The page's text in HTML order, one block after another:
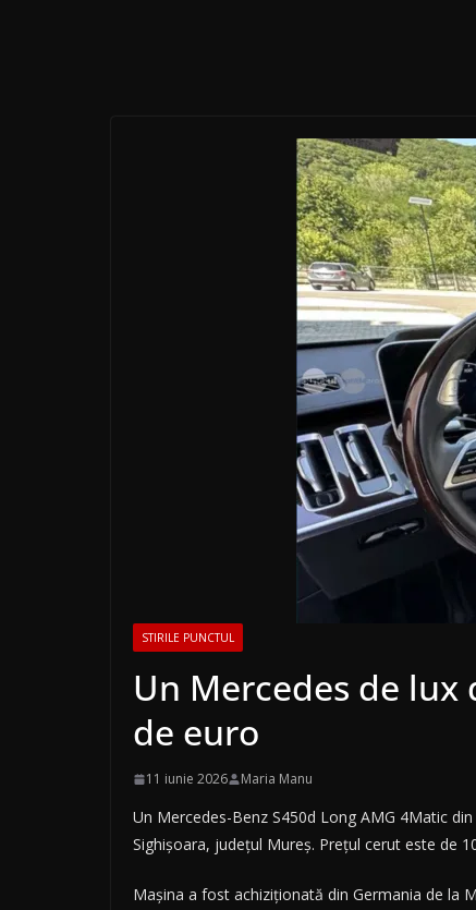
STIRILE PUNCTUL
Un Mercedes de lux
de euro
11 iunie 2026 Maria Manu
Un Mercedes-Benz S450d Long AMG 4Matic
Sighișoara, județul Mureș. Prețul cerut este de
Mașina a fost achiziționată din Germania de la